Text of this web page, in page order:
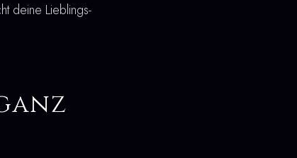
deine Lieblings-